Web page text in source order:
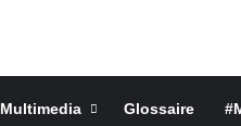
Multimedia Glossaire